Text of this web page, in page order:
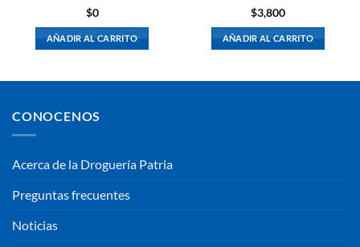
$0
AÑADIR AL CARRITO
$3,800
AÑADIR AL CARRITO
CONOCENOS
Acerca de la Droguería Patria
Preguntas frecuentes
Noticias